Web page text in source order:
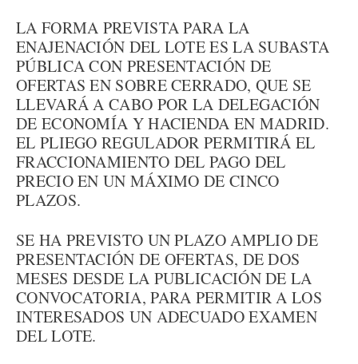
LA FORMA PREVISTA PARA LA
ENAJENACIÓN DEL LOTE ES LA SUBASTA
PÚBLICA CON PRESENTACIÓN DE
OFERTAS EN SOBRE CERRADO, QUE SE
LLEVARÁ A CABO POR LA DELEGACIÓN
DE ECONOMÍA Y HACIENDA EN MADRID.
EL PLIEGO REGULADOR PERMITIRÁ EL
FRACCIONAMIENTO DEL PAGO DEL
PRECIO EN UN MÁXIMO DE CINCO
PLAZOS.
SE HA PREVISTO UN PLAZO AMPLIO DE
PRESENTACIÓN DE OFERTAS, DE DOS
MESES DESDE LA PUBLICACIÓN DE LA
CONVOCATORIA, PARA PERMITIR A LOS
INTERESADOS UN ADECUADO EXAMEN
DEL LOTE.